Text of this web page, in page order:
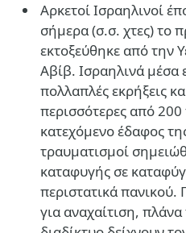
Αρκετοί Ισραηλινοί
σήμερα (σ.σ. χτες) το
εκτοξεύθηκε από την
Αβίβ. Ισραηλινά
πολλαπλές εκρήξεις
περισσότερες από 200
κατεχόμενο έδαφος
τραυματισμοί
καταφυγής σε
περιστατικά
για αναχαίτιση,